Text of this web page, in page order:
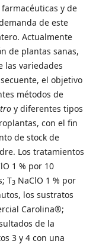
y de
de este
Actualmente
de plantas sanas,
las variedades
el objetivo
métodos de
y diferentes tipos
con el fin
de stock de
Los tratamientos
1 % por 10
T3NaClO 1 % por
los sustratos
Carolina®;
de la
3 y 4 con una